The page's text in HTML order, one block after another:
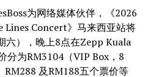
为网络媒体伙伴，《2026
Lines Concert》马来西亚站将
六），晚上8点在Zepp Kuala
分为RM3104（VIP Box，8
及RM188五个票价等